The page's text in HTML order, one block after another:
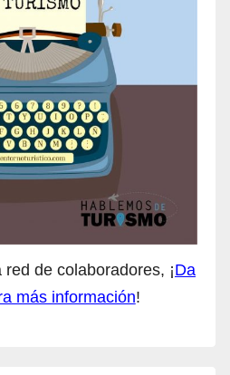
de colaboradores, ¡Da
más información!